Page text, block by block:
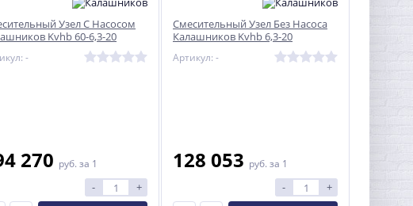
-12%
Узел С Насосом
Kvhb 60-6,3-20
-
270 руб. за 1
- +
Смесительный Узел Без Насоса
Калашников Kvhb 6,3-20
Артикул: -
128 053 руб. за 1
- +